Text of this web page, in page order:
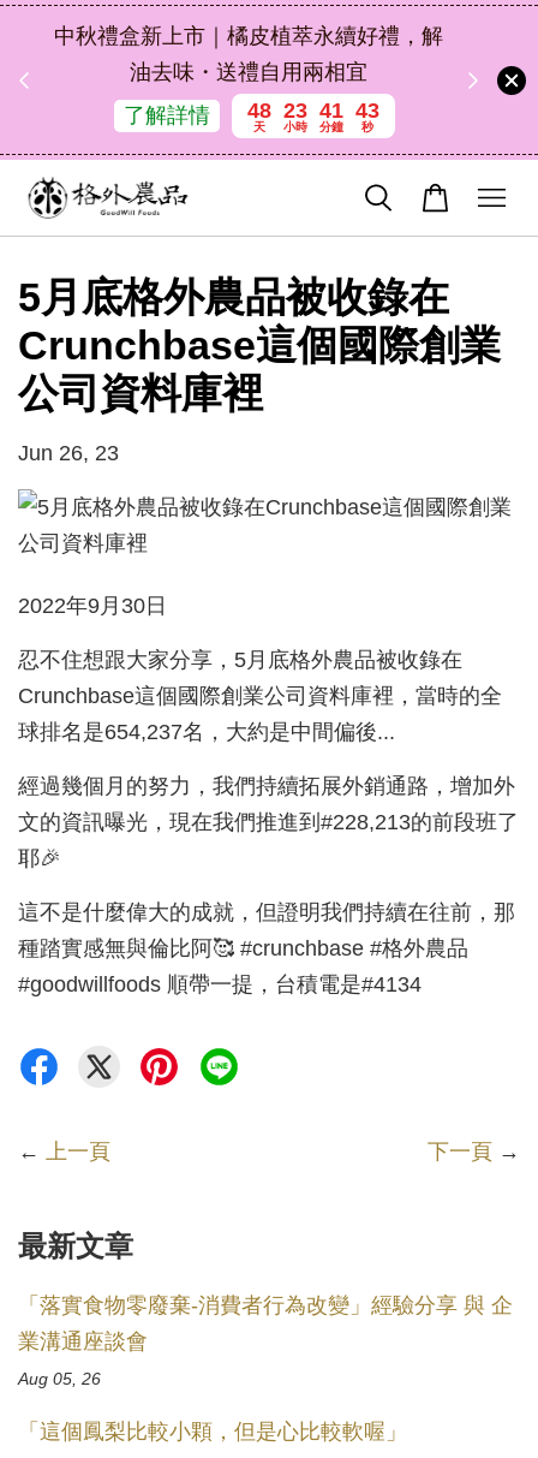
中秋禮盒新上市｜橘皮植萃永續好禮，解
油去味・送禮自用兩相宜
了解詳情
48
天
23
小時
41
分鐘
43
秒
5月底格外農品被收錄在
Crunchbase這個國際創業
公司資料庫裡
Jun 26, 23
2022年9月30日
忍不住想跟大家分享，5月底格外農品被收錄在
Crunchbase這個國際創業公司資料庫裡，當時的全
球排名是654,237名，大約是中間偏後...
經過幾個月的努力，我們持續拓展外銷通路，增加外
文的資訊曝光，現在我們推進到#228,213的前段班了
耶🎉
這不是什麼偉大的成就，但證明我們持續在往前，那
種踏實感無與倫比阿🥰 #crunchbase #格外農品
#goodwillfoods 順帶一提，台積電是#4134
← 上一頁 下一頁 →
最新文章
「落實食物零廢棄-消費者行為改變」經驗分享 與 企
業溝通座談會
Aug 05, 26
「這個鳳梨比較小顆，但是心比較軟喔」